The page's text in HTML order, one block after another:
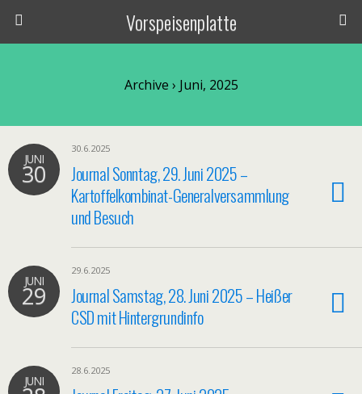
Vorspeisenplatte
Archive › Juni, 2025
JUNI
30
30.6.2025
Journal Sonntag, 29. Juni 2025 –
Kartoffelkombinat-Generalversammlung
und Besuch
JUNI
29
29.6.2025
Journal Samstag, 28. Juni 2025 – Heißer
CSD mit Hintergrundinfo
JUNI
28.6.2025